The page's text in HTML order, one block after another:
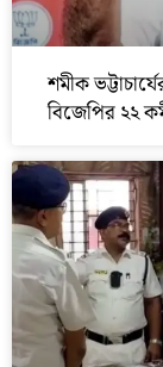
শমীক
বিজেপির ২২